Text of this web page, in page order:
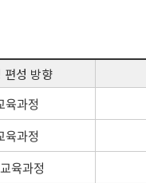
편성 방향
육과정
육과정
육과정